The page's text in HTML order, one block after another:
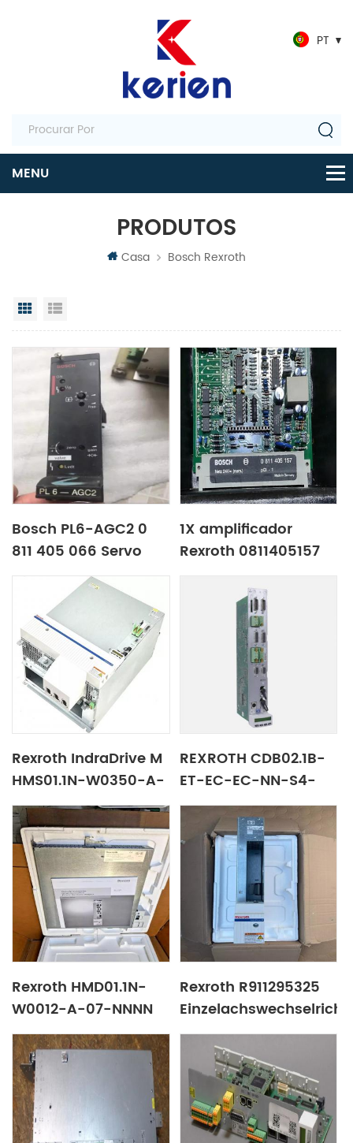
PT
PRODUTOS
Casa Bosch Rexroth
Visualização em grade
Bosch PL6-AGC2 0
811 405 066 Servo
amplificador
1X amplificador
Rexroth 0811405157
Rexroth IndraDrive M
HMS01.1N-W0350-A-
07-NNNN/CSB01 1.C-
PB-ENS-EN2-L1-S-
NN-FW
REXROTH CDB02.1B-
ET-EC-EC-NN-S4-
S4-NN-NN-FW
R911338542 locais de
envio do servo drive
em todo o mundo
Rexroth HMD01.1N-
W0012-A-07-NNNN
R911306439 Garantia
de um ano
Rexroth R911295325
HMS01.1N-W0054-A-
07-NNNN Wechselric